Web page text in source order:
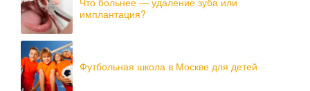
имплантация?
Футбольная школа в Москве для детей